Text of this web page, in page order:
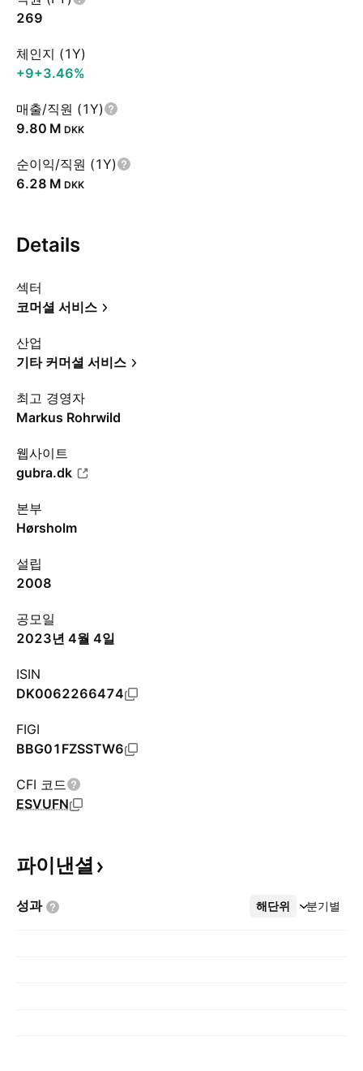
269
체인지 (1Y)
+9+3.46%
매출/직원 (1Y)
‪9.80 M‬ DKK
순이익/직원 (1Y)
‪6.28 M‬ DKK
Details
섹터
코머셜 서비스
산업
기타 커머셜 서비스
최고 경영자
Markus Rohrwild
웹사이트
gubra.dk
본부
Hørsholm
설립
2008
공모일
2023년 4월 4일
ISIN
DK0062266474
FIGI
BBG01FZSSTW6
CFI 코드
ESVUFN
파이낸셜
성과 해단위 분기별
더보기